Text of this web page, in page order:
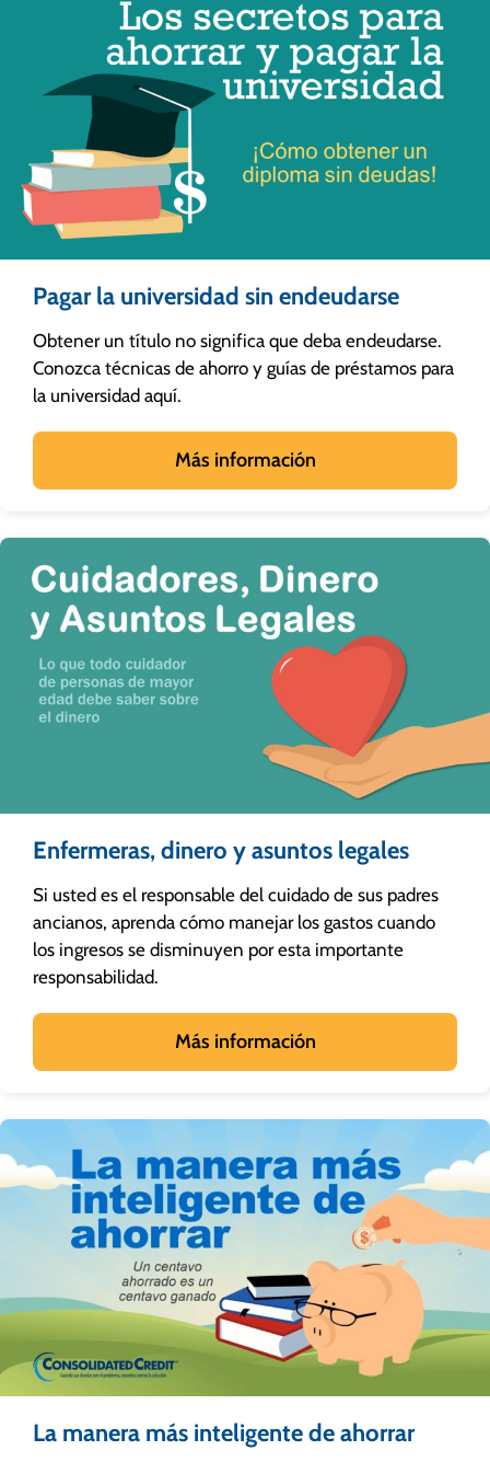
Pagar la universidad sin endeudarse
Obtener un título no significa que deba endeudarse.
Conozca técnicas de ahorro y guías de préstamos para
la universidad aquí.
Más información
Enfermeras, dinero y asuntos legales
Si usted es el responsable del cuidado de sus padres
ancianos, aprenda cómo manejar los gastos cuando
los ingresos se disminuyen por esta importante
responsabilidad.
Más información
La manera más inteligente de ahorrar